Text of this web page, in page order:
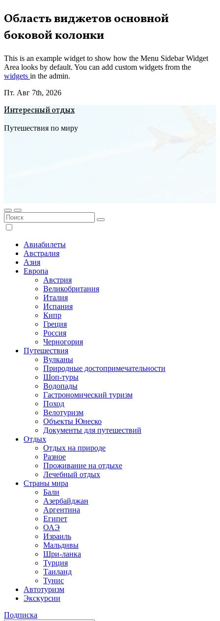
Перейти
к
содержимому
Область виджетов основной
боковой колонки
This is an example widget to show how the Menu Sidebar Widget
Area looks by default. You can add custom widgets from the
widgets in the admin.
Пт. Авг 7th, 2026
Интересный отдых
Путешествия по миру
Авиабилеты
Австралия
Азия
Европа
Австрия
Великобритания
Италия
Испания
Кипр
Греция
Россия
Черногория
Путешествия
Вулканы
Природные достопримечательности
Шоп-туры
Водопады
Гастрономический туризм
Поход
Велотуризм
Объекты Юнеско
Документы для путешествий
Отдых
Отдых на природе
Разное
Проживание на отдыхе
Лечебный отдых
Страны мира
Бали
Азербайджан
Аргентина
Египет
ОАЭ
Израиль
Мальдивы
Шри-ланка
Турция
Таиланд
Тунис
Автотуризм
Экскурсии
Подписка